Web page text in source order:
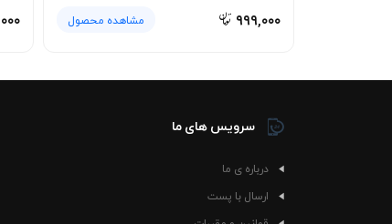
۹۹۹,۰۰۰ مشاهده محصول
سرویس های ما
درباره ی ما
ارسال با پست